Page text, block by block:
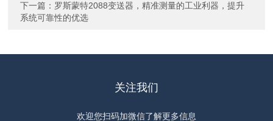
下一篇： 罗斯蒙特2088变送器，精准测量的工业利器，提升
系统可靠性的优选
关注我们
欢迎您扫码加微信了解更多信息